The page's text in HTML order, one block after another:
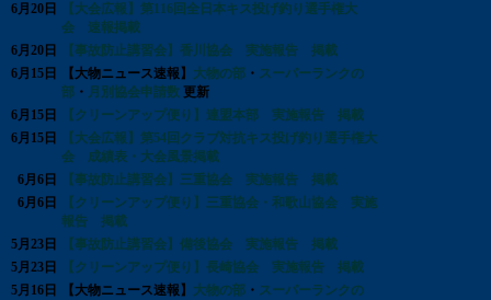
6月20日
【大会広報】第116回全日本キス投げ釣り選手権大
会 速報掲載
6月20日
【事故防止講習会】香川協会 実施報告 掲載
6月15日
【大物ニュース速報】 大物の部 ・ スーパーランクの
部 ・ 月別協会申請数 更新
6月15日
【クリーンアップ便り】連盟本部 実施報告 掲載
6月15日
【大会広報】第54回クラブ対抗キス投げ釣り選手権大
会 成績表・大会風景掲載
6月6日
【事故防止講習会】三重協会 実施報告 掲載
6月6日
【クリーンアップ便り】三重協会・和歌山協会 実施
報告 掲載
5月23日
【事故防止講習会】備後協会 実施報告 掲載
5月23日
【クリーンアップ便り】長崎協会 実施報告 掲載
5月16日
【大物ニュース速報】 大物の部 ・ スーパーランクの